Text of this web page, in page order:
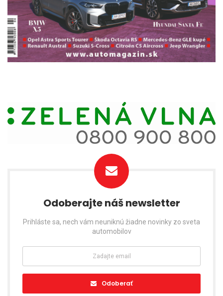
Odoberajte náš newsletter
Prihláste sa, nech vám neuniknú žiadne novinky zo sveta
automobilov
Odoberať